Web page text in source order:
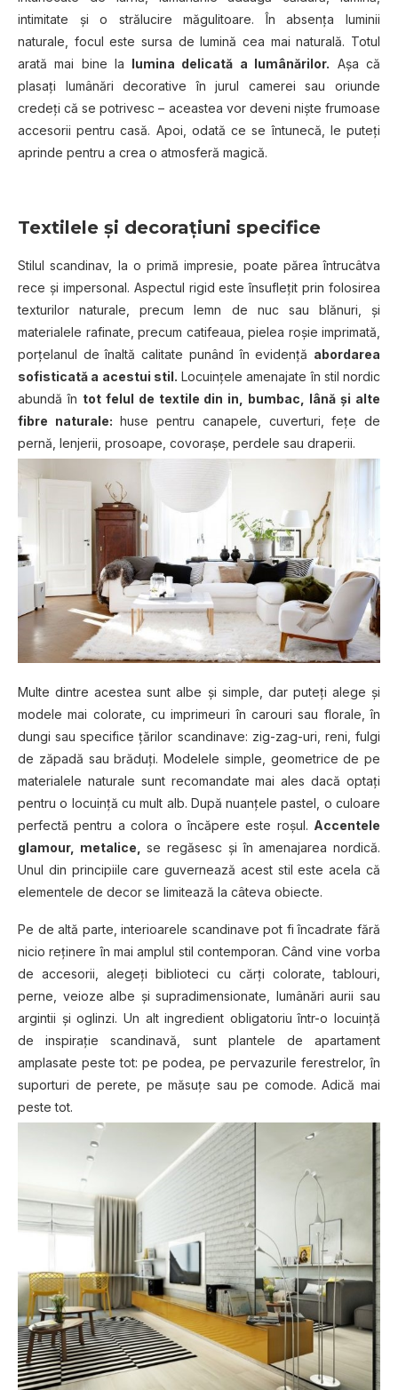
intimitate şi o strălucire măgulitoare. În absența luminii
naturale, focul este sursa de lumină cea mai naturală. Totul
arată mai bine la lumina delicată a lumânărilor. Aşa că
plasaţi lumânări decorative în jurul camerei sau oriunde
credeţi că se potrivesc – aceastea vor deveni niște frumoase
accesorii pentru casă. Apoi, odată ce se întunecă, le puteți
aprinde pentru a crea o atmosferă magică.
Textilele şi decoraţiuni specifice
Stilul scandinav, la o primă impresie, poate părea întrucâtva
rece şi impersonal. Aspectul rigid este însuflețit prin folosirea
texturilor naturale, precum lemn de nuc sau blănuri, și
materialele rafinate, precum catifeaua, pielea roşie imprimată,
porţelanul de înaltă calitate punând în evidenţă abordarea
sofisticată a acestui stil. Locuințele amenajate în stil nordic
abundă în tot felul de textile din in, bumbac, lână și alte
fibre naturale: huse pentru canapele, cuverturi, fețe de
pernă, lenjerii, prosoape, covorașe, perdele sau draperii.
Multe dintre acestea sunt albe și simple, dar puteți alege și
modele mai colorate, cu imprimeuri în carouri sau florale, în
dungi sau specifice țărilor scandinave: zig-zag-uri, reni, fulgi
de zăpadă sau brăduți. Modelele simple, geometrice de pe
materialele naturale sunt recomandate mai ales dacă optați
pentru o locuinţă cu mult alb. După nuanţele pastel, o culoare
perfectă pentru a colora o încăpere este roşul. Accentele
glamour, metalice,
se regăsesc şi în amenajarea nordică.
Unul din principiile care guvernează acest stil este acela că
elementele de decor se limitează la câteva obiecte.
Pe de altă parte, interioarele scandinave pot fi încadrate fără
nicio reținere în mai amplul stil contemporan. Când vine vorba
de accesorii, alegeți biblioteci cu cărţi colorate, tablouri,
perne, veioze albe şi supradimensionate, lumânări aurii sau
argintii şi oglinzi. Un alt ingredient obligatoriu într-o locuință
de inspirație scandinavă, sunt plantele de apartament
amplasate peste tot: pe podea, pe pervazurile ferestrelor, în
suporturi de perete, pe măsuțe sau pe comode. Adică mai
peste tot.